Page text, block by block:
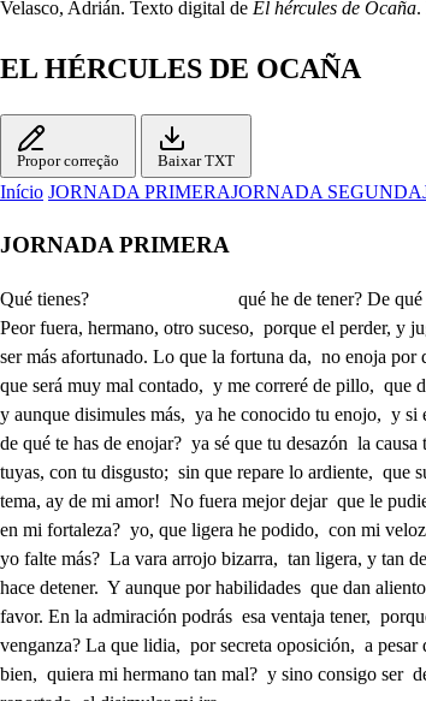
Velasco, Adrián. Texto digital de El hércules de Ocaña.
EL HÉRCULES DE OCAÑA
Propor correção Baixar TXT
Início JORNADA PRIMERAJORNADA SEGUNDA
JORNADA PRIMERA
Qué tienes? qué he de tener? De qué vienes desabrido? He jugado, y he perdido. Pues es milagro perder? Es milagro en mi valor. Qué tiene que ver el juego con el ánimo? Reniego de la fortuna Peor fuera, hermano, otro suceso, porque el perder, y jugar, se remedia con pagar. No está mi pesar en eso, sino en haberme ganado quien me ha ganado. Por qué? Porque no blasone, en fe de ser más afortunado. Lo que la fortuna da, no enoja por desatino. Mudarle el juego imagino, y quizá no ganará. Para qué es bueno picarte? Para desquitar mejor lo perdido. y no es peor, si no puedes desquitarte? que será muy mal contado, y me correré de pillo, que digan; D. Pedro Trillo, hoy de perderse ha enojado. Mi pesar no es indecencia, ni mi enojo lo ha de ser. Para qué es bueno perder el caudal de la paciencia? y aunque disimules más, ya he conocido tu enojo, y si es de la envidia antojo, en rara locura das. Locura es, sentir que pueda nadie excederme, y ganarme, cuando solo el enojarme, para desaviteme queda? Pues de qué te has de enojar? ya sé que tu desazón la causa tu emulación, y fue locura intentar en las fuerzas competir con Céspedes, que en España llaman Hércules de Ocaña, queriendo solo me dijo y dio las tuyas, con tu disgusto; sin que repare lo ardiente, que suele estar lo valiente distante de lo robusto. Por eso quiere al valor apelar mi bizarría. Si mi amor no le desvía de este tema, ay de mi amor! No fuera mejor dejar que le pudiera vencer a fuerzas, que aunque mujer, mejor le puedo igualar yo, que en mi naturaleza tanto excederse procura mi aliento, que mi hermosura se extraña en mi fortaleza? yo, que ligera he podido, con mi veloz movimiento corrido dejar al viento, cuando correr he querido? yo, que en los faltos veras, en esos Prados amenos, que se hace la tierra menos, para que yo falte más? La vara arrojo bizarra, tan ligera, y tan derecha que desmiente como flecha todas las señas de barra. A un carro, cuando a correr las mulas el miedo avisa, bien sé yo, que con más prisa nadie le hace detener. Y aunque por habilidades que dan aliento a mi brío vencerle no desconfió, en fuerzas, ni agilidades. Solo aunque luche mejor con él Trillo,